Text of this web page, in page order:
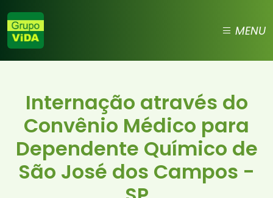
MENU
Internação através do
Convênio Médico para
Dependente Químico de
São José dos Campos -